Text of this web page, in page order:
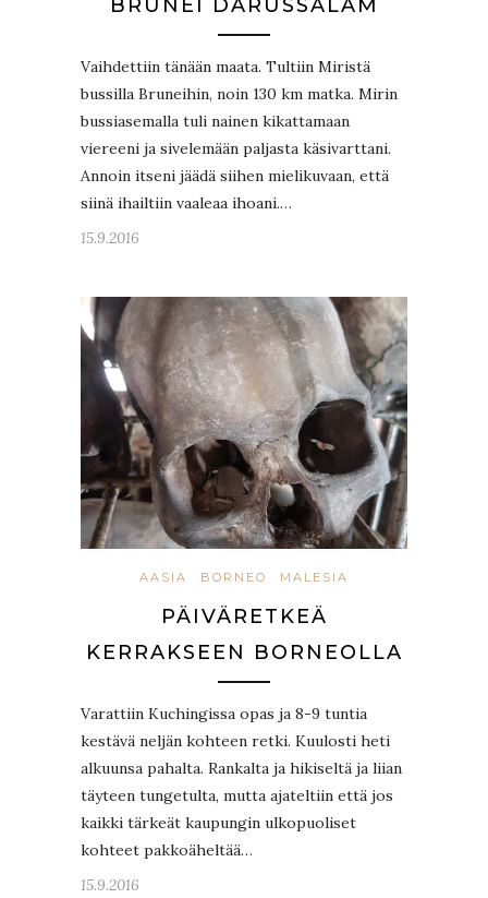
BRUNEI DARUSSALAM
Vaihdettiin tänään maata. Tultiin Miristä
bussilla Bruneihin, noin 130 km matka. Mirin
bussiasemalla tuli nainen kikattamaan
viereeni ja sivelemään paljasta käsivarttani.
Annoin itseni jäädä siihen mielikuvaan, että
siinä ihailtiin vaaleaa ihoani.…
15.9.2016
AASIA BORNEO MALESIA
PÄIVÄRETKEÄ
KERRAKSEEN BORNEOLLA
Varattiin Kuchingissa opas ja 8-9 tuntia
kestävä neljän kohteen retki. Kuulosti heti
alkuunsa pahalta. Rankalta ja hikiseltä ja liian
täyteen tungetulta, mutta ajateltiin että jos
kaikki tärkeät kaupungin ulkopuoliset
kohteet pakkoäheltää…
15.9.2016